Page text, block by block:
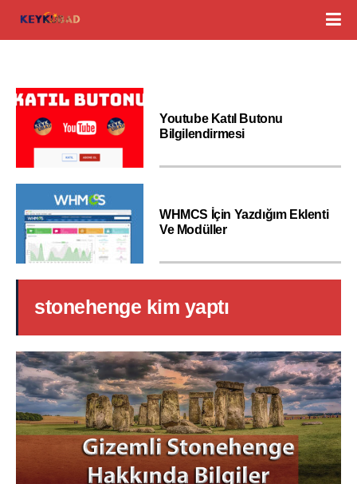
Youtube Katıl Butonu
Bilgilendirmesi
WHMCS İçin Yazdığım Eklenti
Ve Modüller
stonehenge kim yaptı